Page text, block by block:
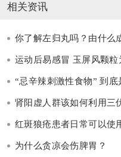
相关资讯
你了解左归丸吗？由什么
运动后易感冒 玉屏风颗粒
“忌辛辣刺激性食物” 到底
肾阳虚人群该如何利用三
红斑狼疮患者日常可以使
为什么贪凉会伤脾胃？